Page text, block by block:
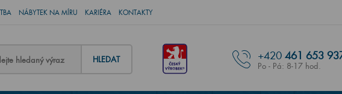
NÁBYTEK NA MÍRU KARIÉRA KONTAKTY
HLEDAT +420 461 653
Po - Pá: 8-17 hod.